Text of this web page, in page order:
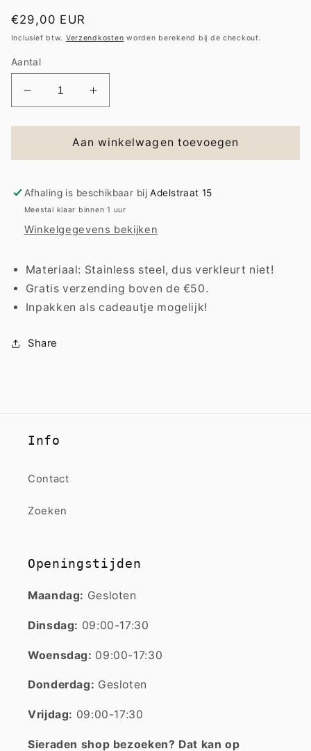
Normale
prijs
€29,00 EUR
Inclusief btw. Verzendkosten worden berekend bij de checkout.
Aantal
Aantal
verlagen
voor
Necklace
|
blauw
Aantal
verhogen
voor
Necklace
|
blauw
Aan winkelwagen toevoegen
Afhaling is beschikbaar bijAdelstraat 15
Meestal klaar binnen 1 uur
Winkelgegevens bekijken
Materiaal: Stainless steel, dus verkleurt niet!
Gratis verzending boven de €50.
Inpakken als cadeautje mogelijk!
Share
Info
Contact
Zoeken
Openingstijden
Maandag: Gesloten
Dinsdag: 09:00-17:30
Woensdag: 09:00-17:30
Donderdag: Gesloten
Vrijdag: 09:00-17:30
Sieraden shop bezoeken? Dat kan op